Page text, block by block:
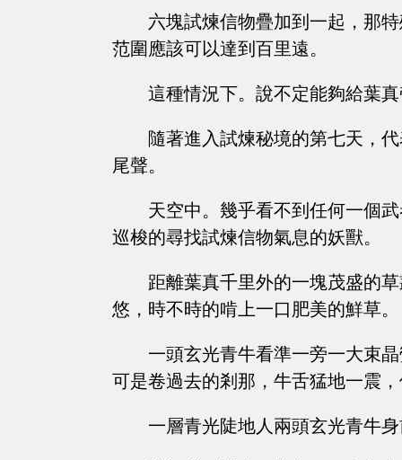
六塊試煉信物疊加到一起，那
范圍應該可以達到百里遠。
這種情況下。說不定能夠給葉
隨著進入試煉秘境的第七天，
尾聲。
天空中。幾乎看不到任何一個
巡梭的尋找試煉信物氣息的妖獸。
距離葉真千里外的一塊茂盛的
悠，時不時的啃上一口肥美的鮮草。
一頭玄光青牛看準一旁一大束
可是卷過去的剎那，牛舌猛地一震
一層青光陡地人兩頭玄光青牛